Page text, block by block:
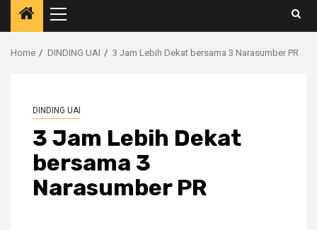
Primary
Menu
Home DINDING UAI 3 Jam Lebih Dekat bersama 3 Narasumber PR
DINDING UAI
3 Jam Lebih Dekat
bersama 3
Narasumber PR